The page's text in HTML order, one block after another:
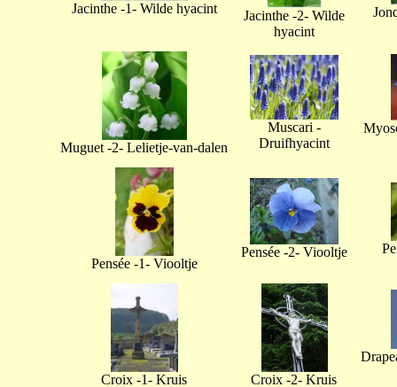
Jacinthe -1- Wilde hyacint
Jacinthe -2- Wilde
hyacint
Muguet -2- Lelietje-van-dalen
Muscari -
Druifhyacint
Pensée -1- Viooltje
Pensée -2- Viooltje
Croix -1- Kruis Croix -2- Kruis